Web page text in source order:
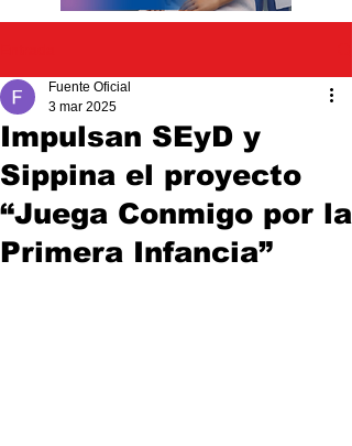
Impulsan SEyD y
Sippina el proyecto
“Juega Conmigo por la
Primera Infancia”
Fuente Oficial
3 mar 2025